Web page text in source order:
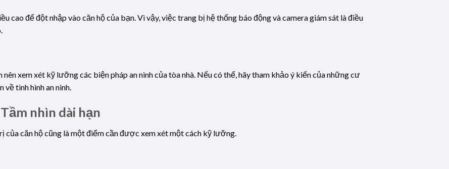
cao để đột nhập vào căn hộ của bạn. Vì vậy, việc trang bị hệ thống báo động và camera giám sát là điều
xem xét kỹ lưỡng các biện pháp an ninh của tòa nhà. Nếu có thể, hãy tham khảo ý kiến của những cư
tình hình an ninh.
nhìn dài hạn
của căn hộ cũng là một điểm cần được xem xét một cách kỹ lưỡng.